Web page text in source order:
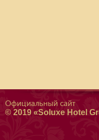
Официальный сайт
© 2019 «Soluxe Hotel